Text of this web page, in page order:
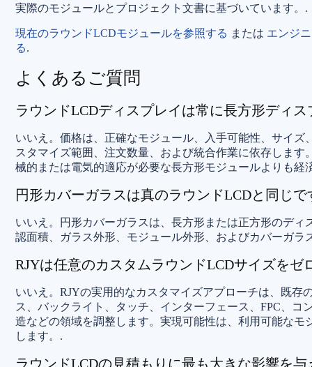
実際のモジュールとプロジェクト文書に基づいています。.
現在のラウンドLCDモジュールを参照する または エンジ
る.
よくあるご質問
ラウンドLCDディスプレイは常に長方形ディ
いいえ。価格は、正確なモジュール、入手可能性、サイ
スタマイズ範囲、注文数量、および統合作業に依存しま
械的または電気的適応が必要な長方形モジュールよりも経
円形カバーガラスは真のラウンドLCDと同じで
いいえ。円形カバーガラスは、長方形または正方形のデ
認面積、ガラス外形、モジュール外形、およびカバーガ
RJYは任意のカスタムラウンドLCDサイズをゼ
いいえ。RJYの実用的なカスタマイズアプローチは、既存
ス、バックライト、タッチ、インターフェース、FPC、
造などの領域を調整します。実現可能性は、利用可能な
します。.
ラウンドLCDの見積もりに最も大きな影響を